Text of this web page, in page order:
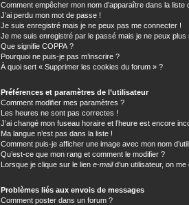
Comment empêcher mon nom d’apparaître dans la
J’ai perdu mon mot de passe !
Je suis enregistré mais je ne peux pas me connecter !
Je me suis enregistré par le passé mais je ne peux plus
Que signifie COPPA ?
Pourquoi ne puis-je pas m’inscrire ?
À quoi sert « Supprimer les cookies du forum » ?
Préférences et paramètres de l’utilisateur
Comment modifier mes paramètres ?
Les heures ne sont pas correctes !
J’ai changé mon fuseau horaire et l’heure est encore
Ma langue n’est pas dans la liste !
Comment puis-je afficher une image avec mon nom
Qu’est-ce que mon rang et comment le modifier ?
Lorsque je clique sur le lien e-maild’un utilisateur, on
Problèmes liés aux envois de messages
Comment poster dans un forum ?